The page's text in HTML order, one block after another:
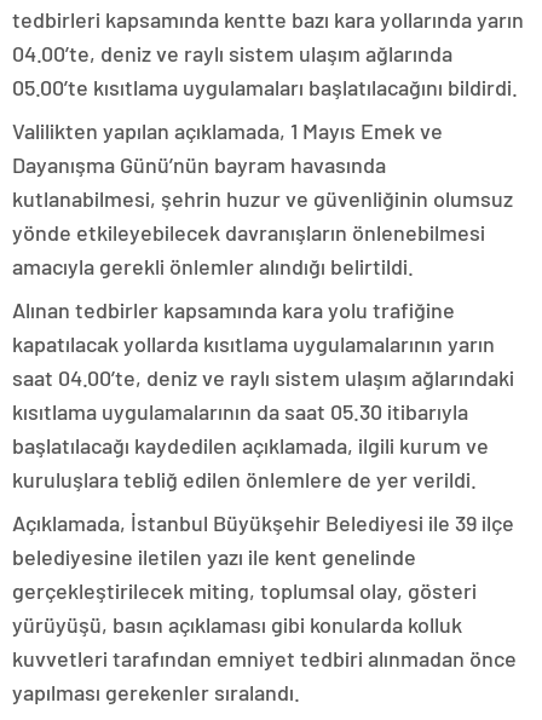
tedbirleri kapsamında kentte bazı kara yollarında yarın
04.00’te, deniz ve raylı sistem ulaşım ağlarında
05.00’te kısıtlama uygulamaları başlatılacağını bildirdi.
Valilikten yapılan açıklamada, 1 Mayıs Emek ve
Dayanışma Günü’nün bayram havasında
kutlanabilmesi, şehrin huzur ve güvenliğinin olumsuz
yönde etkileyebilecek davranışların önlenebilmesi
amacıyla gerekli önlemler alındığı belirtildi.
Alınan tedbirler kapsamında kara yolu trafiğine
kapatılacak yollarda kısıtlama uygulamalarının yarın
saat 04.00’te, deniz ve raylı sistem ulaşım ağlarındaki
kısıtlama uygulamalarının da saat 05.30 itibarıyla
başlatılacağı kaydedilen açıklamada, ilgili kurum ve
kuruluşlara tebliğ edilen önlemlere de yer verildi.
Açıklamada, İstanbul Büyükşehir Belediyesi ile 39 ilçe
belediyesine iletilen yazı ile kent genelinde
gerçekleştirilecek miting, toplumsal olay, gösteri
yürüyüşü, basın açıklaması gibi konularda kolluk
kuvvetleri tarafından emniyet tedbiri alınmadan önce
yapılması gerekenler sıralandı.